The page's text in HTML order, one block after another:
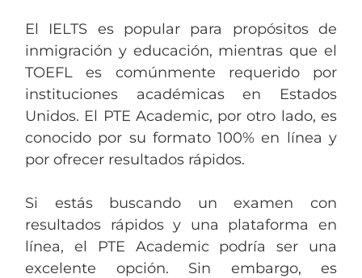
El IELTS es popular para propósitos de
inmigración y educación, mientras que el
TOEFL es comúnmente requerido por
instituciones académicas en Estados
Unidos. El PTE Academic, por otro lado, es
conocido por su formato 100% en línea y
por ofrecer resultados rápidos.
Si estás buscando un examen con
resultados rápidos y una plataforma en
línea, el PTE Academic podría ser una
excelente opción. Sin embargo, es